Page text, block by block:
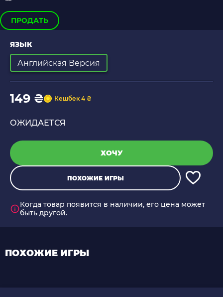
ПРОДАТЬ
ЯЗЫК
Английская Версия
149 ₴ Кешбек 4 ₴
ОЖИДАЕТСЯ
ХОЧУ
ПОХОЖИЕ ИГРЫ
Когда товар появится в наличии, его цена может
быть другой.
ПОХОЖИЕ ИГРЫ